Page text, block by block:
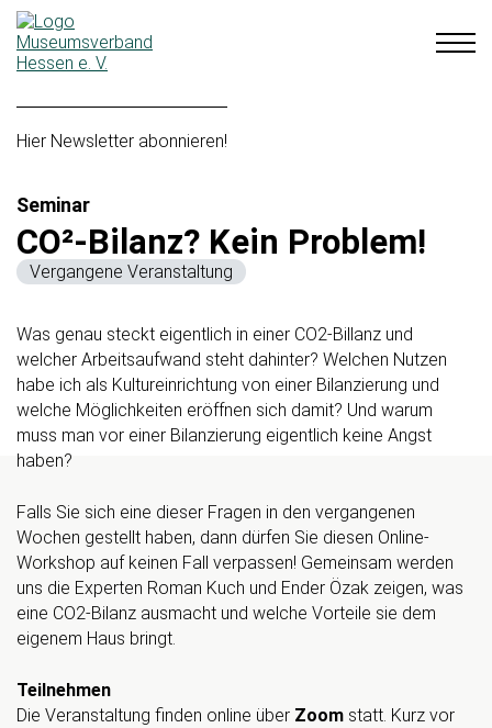
Hier Newsletter abonnieren!
Seminar
CO²-Bilanz? Kein Problem!
Vergangene Veranstaltung
Was genau steckt eigentlich in einer CO2-Billanz und
welcher Arbeitsaufwand steht dahinter? Welchen Nutzen
habe ich als Kultureinrichtung von einer Bilanzierung und
welche Möglichkeiten eröffnen sich damit? Und warum
muss man vor einer Bilanzierung eigentlich keine Angst
haben?
Falls Sie sich eine dieser Fragen in den vergangenen
Wochen gestellt haben, dann dürfen Sie diesen Online-
Workshop auf keinen Fall verpassen! Gemeinsam werden
uns die Experten Roman Kuch und Ender Özak zeigen, was
eine CO2-Bilanz ausmacht und welche Vorteile sie dem
eigenem Haus bringt.
Teilnehmen
Die Veranstaltung finden online über Zoom statt. Kurz vor